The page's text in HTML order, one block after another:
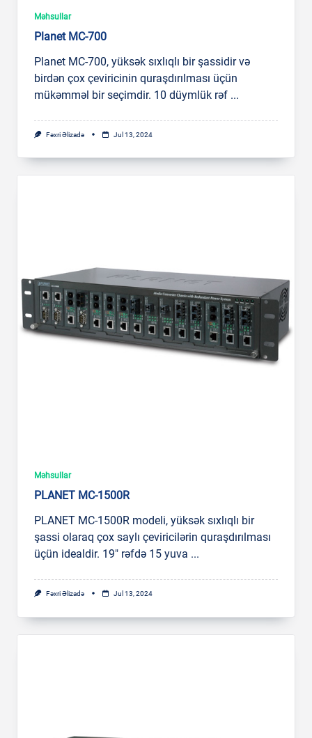
Məhsullar
Planet MC-700
Planet MC-700, yüksək sıxlıqlı bir şassidir və
birdən çox çeviricinin quraşdırılması üçün
mükəmməl bir seçimdir. 10 düymlük rəf ...
Fəxri Əlizadə Jul 13, 2024
Məhsullar
PLANET MC-1500R
PLANET MC-1500R modeli, yüksək sıxlıqlı bir
şassi olaraq çox saylı çeviricilərin quraşdırılması
üçün idealdir. 19″ rəfdə 15 yuva ...
Fəxri Əlizadə Jul 13, 2024